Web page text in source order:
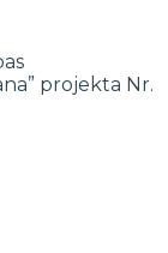
projekta Nr.